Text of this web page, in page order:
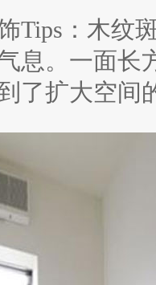
：木纹斑
息。一面长
了扩大空间